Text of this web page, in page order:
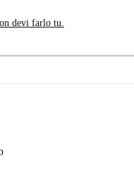
come il servizio di
Fille À La Capuche e
devi farlo tu.